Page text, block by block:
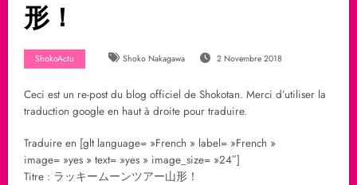
形！
ShokoActu Shoko Nakagawa 2 Novembre 2018
Ceci est un re-post du blog officiel de Shokotan. Merci d’utiliser la
traduction google en haut à droite pour traduire.
Traduire en [glt language= »French » label= »French »
image= »yes » text= »yes » image_size= »24″]
Titre : ラッキームーンツアー山形！